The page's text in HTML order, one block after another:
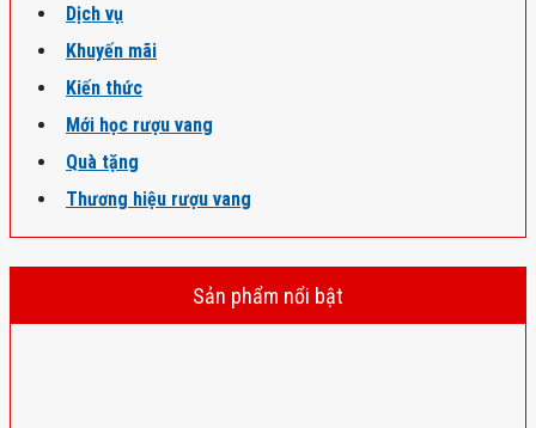
Dịch vụ
Khuyến mãi
Kiến thức
Mới học rượu vang
Quà tặng
Thương hiệu rượu vang
Sản phẩm nổi bật